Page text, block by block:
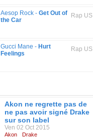
Rap US
Aesop Rock - Get Out of
the Car
Rap US
Gucci Mane - Hurt
Feelings
Akon ne regrette pas de
ne pas avoir signé Drake
sur son label
Ven 02 Oct 2015
Akon Drake